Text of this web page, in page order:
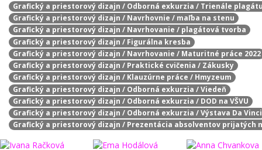
Grafický a priestorový dizajn / Odborná exkurzia / Trienále
Grafický a priestorový dizajn / Navrhovnie / maľba na stenu
Grafický a priestorový dizajn / Navrhovanie / plagátová tvorba
Grafický a priestorový dizajn / Figurálna kresba
Grafický a priestorový dizajn / Navrhovanie / Maturitné práce 2022
Grafický a priestorový dizajn / Praktické cvičenia / Zákusky
Grafický a priestorový dizajn / Klauzúrne práce / Hmyzeum
Grafický a priestorový dizajn / Odborná exkurzia / Viedeň
Grafický a priestorový dizajn / Odborná exkurzia / DOD na VŠVU
Grafický a priestorový dizajn / Odborná exkurzia / Výstava Da Vinci
Grafický a priestorový dizajn / Prezentácia absolventov prijatých